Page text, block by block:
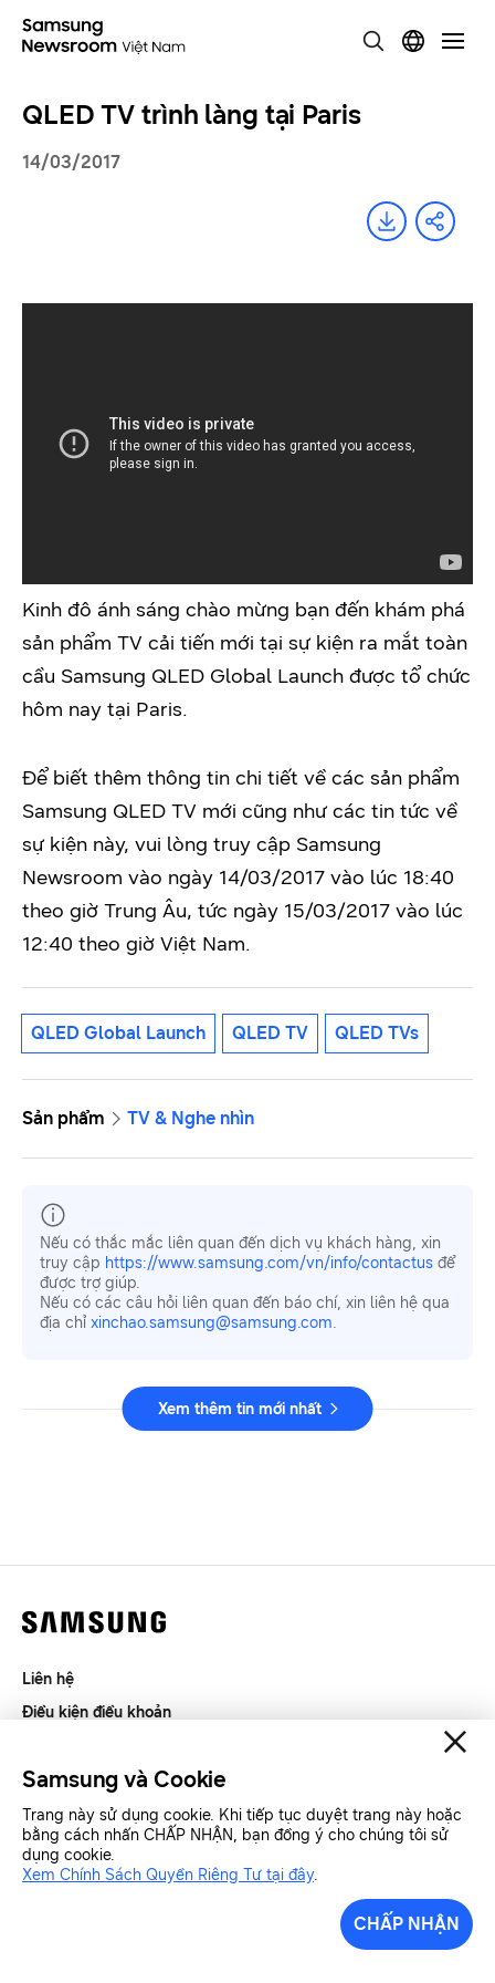
QLED TV trình làng tại Paris
14/03/2017
Kinh đô ánh sáng chào mừng bạn đến khám phá
sản phẩm TV cải tiến mới tại sự kiện ra mắt toàn
cầu Samsung QLED Global Launch được tổ chức
hôm nay tại Paris.
Để biết thêm thông tin chi tiết về các sản phẩm
Samsung QLED TV mới cũng như các tin tức về
sự kiện này, vui lòng truy cập Samsung
Newsroom vào ngày 14/03/2017 vào lúc 18:40
theo giờ Trung Âu, tức ngày 15/03/2017 vào lúc
12:40 theo giờ Việt Nam.
QLED Global Launch QLED TV QLED TVs
Sản phẩm TV & Nghe nhìn
Nếu có thắc mắc liên quan đến dịch vụ khách hàng, xin
truy cập https://www.samsung.com/vn/info/contactus để
được trợ giúp.
Nếu có các câu hỏi liên quan đến báo chí, xin liên hệ qua
địa chỉ xinchao.samsung@samsung.com.
Xem thêm tin mới nhất
Liên hệ
Điều kiện điều khoản
SAMSUNG.COM
Copyright© SAMSUNG All Rights Reserved.
Samsung Xin chào
Samsung và Cookie
Trang này sử dụng cookie. Khi tiếp tục duyệt trang này hoặc
bằng cách nhấn CHẤP NHẬN, bạn đồng ý cho chúng tôi sử
dụng cookie.
Xem Chính Sách Quyền Riêng Tư tại đây.
CHẤP NHẬN